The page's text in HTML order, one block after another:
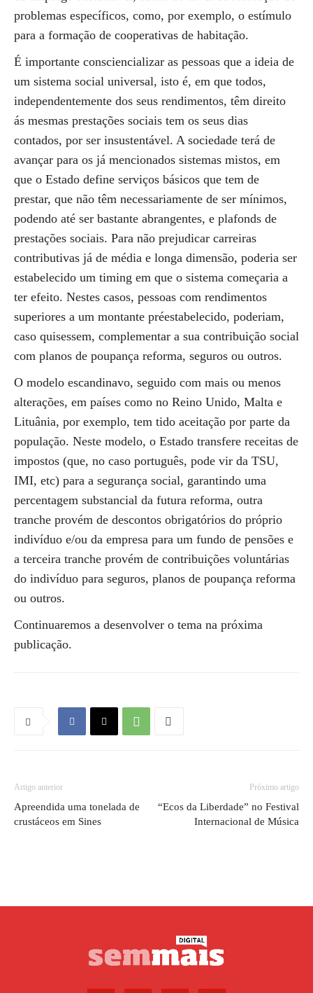
problemas específicos, como, por exemplo, o estímulo
para a formação de cooperativas de habitação.
É importante consciencializar as pessoas que a ideia de
um sistema social universal, isto é, em que todos,
independentemente dos seus rendimentos, têm direito
ás mesmas prestações sociais tem os seus dias
contados, por ser insustentável. A sociedade terá de
avançar para os já mencionados sistemas mistos, em
que o Estado define serviços básicos que tem de
prestar, que não têm necessariamente de ser mínimos,
podendo até ser bastante abrangentes, e plafonds de
prestações sociais. Para não prejudicar carreiras
contributivas já de média e longa dimensão, poderia ser
estabelecido um timing em que o sistema começaria a
ter efeito. Nestes casos, pessoas com rendimentos
superiores a um montante préestabelecido, poderiam,
caso quisessem, complementar a sua contribuição social
com planos de poupança reforma, seguros ou outros.
O modelo escandinavo, seguido com mais ou menos
alterações, em países como no Reino Unido, Malta e
Lituânia, por exemplo, tem tido aceitação por parte da
população. Neste modelo, o Estado transfere receitas de
impostos (que, no caso português, pode vir da TSU,
IMI, etc) para a segurança social, garantindo uma
percentagem substancial da futura reforma, outra
tranche provém de descontos obrigatórios do próprio
indivíduo e/ou da empresa para um fundo de pensões e
a terceira tranche provém de contribuições voluntárias
do indivíduo para seguros, planos de poupança reforma
ou outros.
Continuaremos a desenvolver o tema na próxima
publicação.
Artigo anterior
Apreendida uma tonelada de
crustáceos em Sines
Próximo artigo
“Ecos da Liberdade” no Festival
Internacional de Música